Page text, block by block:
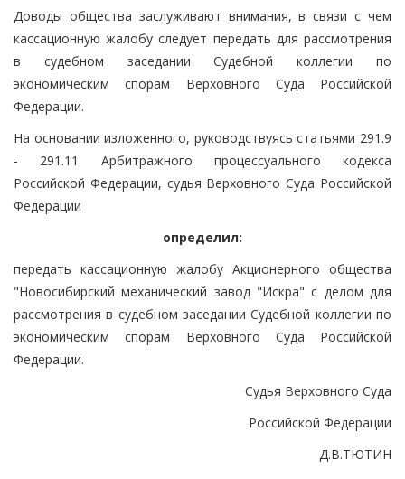
Доводы общества заслуживают внимания, в связи с чем
кассационную жалобу следует передать для рассмотрения
в судебном заседании Судебной коллегии по
экономическим спорам Верховного Суда Российской
Федерации.
На основании изложенного, руководствуясь статьями 291.9
- 291.11 Арбитражного процессуального кодекса
Российской Федерации, судья Верховного Суда Российской
Федерации
определил:
передать кассационную жалобу Акционерного общества
"Новосибирский механический завод "Искра" с делом для
рассмотрения в судебном заседании Судебной коллегии по
экономическим спорам Верховного Суда Российской
Федерации.
Судья Верховного Суда
Российской Федерации
Д.В.ТЮТИН